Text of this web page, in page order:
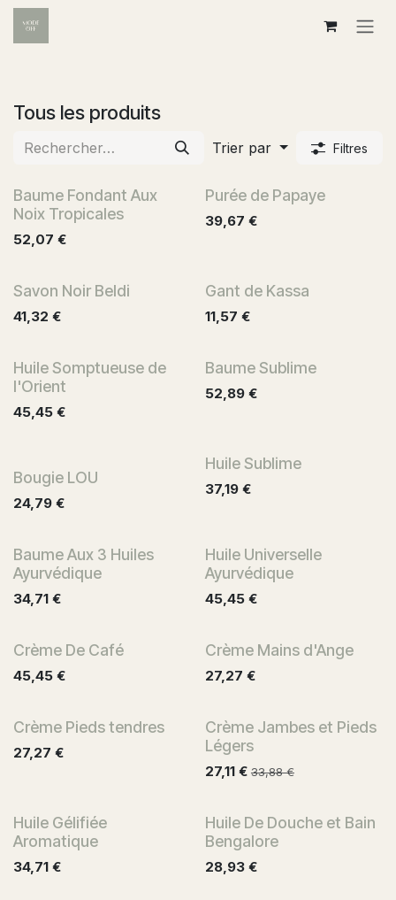
Se rendre au contenu
Tous les produits
Trier par Filtres
Baume Fondant Aux
Noix Tropicales
52,07 €
Purée de Papaye
39,67 €
Savon Noir Beldi
41,32 €
Gant de Kassa
11,57 €
Huile Somptueuse de
l'Orient
45,45 €
Baume Sublime
52,89€
Bougie LOU
24,79 €
Huile Sublime
37,19€
Baume Aux 3 Huiles
Ayurvédique
34,71 €
Huile Universelle
Ayurvédique
45,45€
Crème De Café
45,45 €
Crème Mains d'Ange
27,27 €
Crème Pieds tendres
27,27 €
Crème Jambes et Pieds
Légers
27,11€ 33,88€
Huile Gélifiée
Aromatique
34,71 €
Huile De Douche et Bain
Bengalore
28,93€